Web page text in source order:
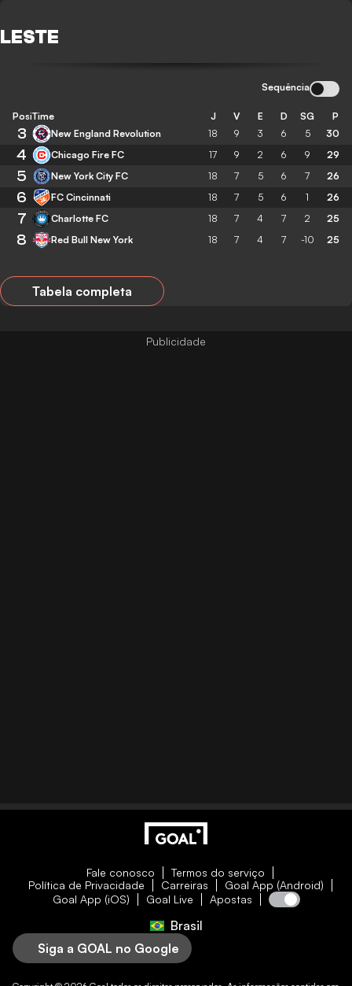
LESTE
Sequência
Posição
Time J V E D SG P
3 New England Revolution 18 9 3 6 5 30
4 Chicago Fire FC 17 9 2 6 9 29
5 New York City FC 18 7 5 6 7 26
6 FC Cincinnati 18 7 5 6 1 26
7 Charlotte FC 18 7 4 7 2 25
8 Red Bull New York 18 7 4 7 -10 25
Tabela completa
Fale conosco
Termos do serviço
Política de Privacidade
Carreiras
Goal App (Android)
Goal App (iOS)
Goal Live Apostas
Brasil
Siga a GOAL no Google